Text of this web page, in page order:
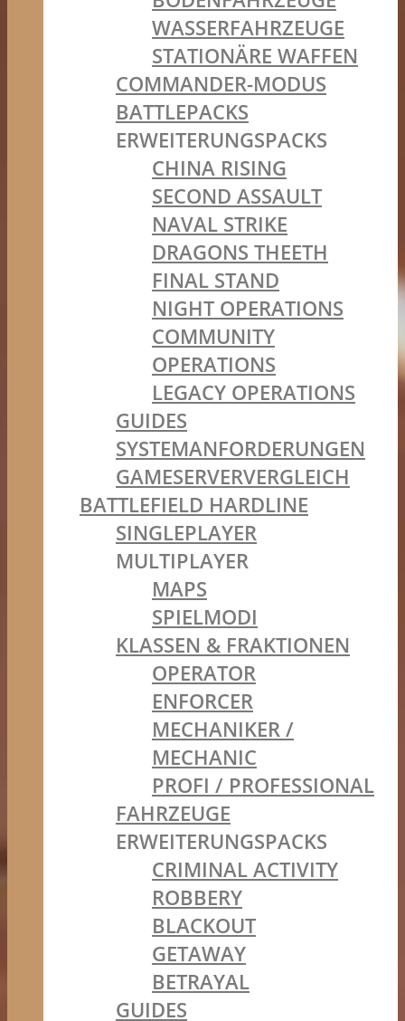
WASSERFAHRZEUGE
STATIONÄRE WAFFEN
COMMANDER-MODUS
BATTLEPACKS
ERWEITERUNGSPACKS
CHINA RISING
SECOND ASSAULT
NAVAL STRIKE
DRAGONS THEETH
FINAL STAND
NIGHT OPERATIONS
COMMUNITY
OPERATIONS
LEGACY OPERATIONS
GUIDES
SYSTEMANFORDERUNGEN
GAMESERVERVERGLEICH
BATTLEFIELD HARDLINE
SINGLEPLAYER
MULTIPLAYER
MAPS
SPIELMODI
KLASSEN & FRAKTIONEN
OPERATOR
ENFORCER
MECHANIKER /
MECHANIC
PROFI / PROFESSIONAL
FAHRZEUGE
ERWEITERUNGSPACKS
CRIMINAL ACTIVITY
ROBBERY
BLACKOUT
GETAWAY
BETRAYAL
GUIDES